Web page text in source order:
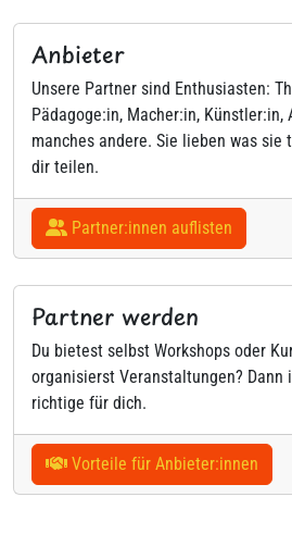
Anbieter
Unsere Partner sind Enthusiasten:
Pädagoge:in, Macher:in, Künstler:in,
manches andere. Sie lieben was sie
dir teilen.
Partner:innen auflisten
Partner werden
Du bietest selbst Workshops oder
organisierst Veranstaltungen? Dann
richtige für dich.
Vorteile für Anbieter:innen